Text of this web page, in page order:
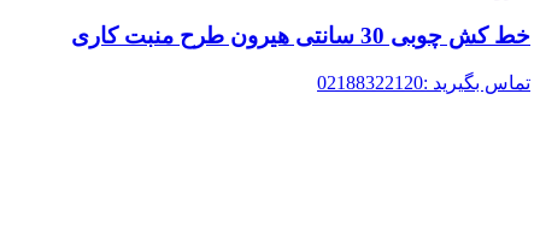
خط کش چوبی 30 سانتی هیرون طرح منبت کاری
تماس بگیرید :02188322120